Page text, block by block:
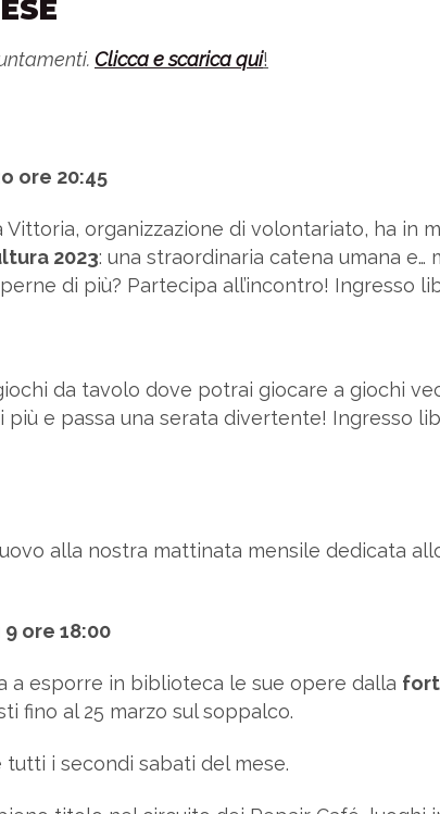
Clicca e scarica qui!
ore 20:45
Vittoria, organizzazione di volontariato, ha in
2023: una straordinaria catena umana e…
di più? Partecipa all’incontro! Ingresso
da tavolo dove potrai giocare a giochi
e passa una serata divertente! Ingresso
alla nostra mattinata mensile dedicata
9 ore 18:00
a esporre in biblioteca le sue opere dalla
fino al 25 marzo sul soppalco.
tutti i secondi sabati del mese.